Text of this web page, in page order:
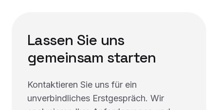
Lassen Sie uns
gemeinsam starten
Kontaktieren Sie uns für ein
unverbindliches Erstgespräch. Wir